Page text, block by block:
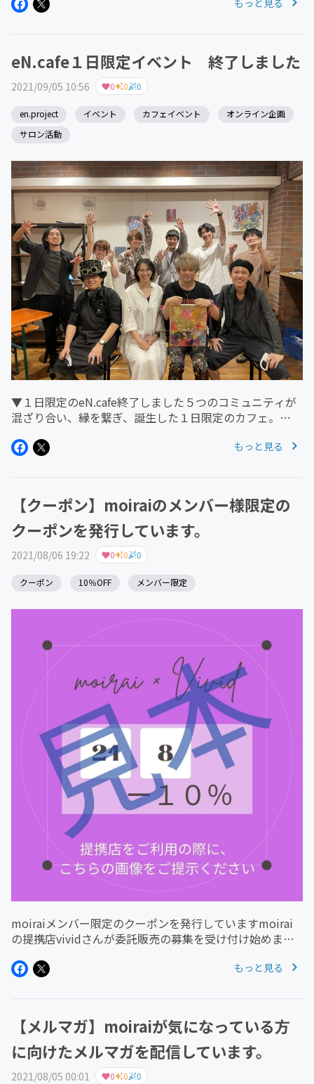
ガ、もしくは公式LINEよりクーポン券をゲットできま
もっと見る
eN.cafe１日限定イベント 終了しました
2021/09/05 10:56 0 0 0
en.project イベント カフェイベント
オンライン企画
サロン活動
▼１日限定のeN.cafe終了しました５つのコミュニティが
混ざり合い、縁を繋ぎ、誕生した１日限定のカフェ。
ご協力をいただきました関係者の皆様、本当にありがとう
もっと見る
【クーポン】moiraiのメンバー様限定の
クーポンを発行しています。
2021/08/06 19:22 0 0 0
クーポン 10％OFF メンバー限定
moiraiメンバー限定のクーポンを発行していますmoirai
の提携店vividさんが委託販売の募集を受け付け始めまし
クーポン券を発行しています。委託販売で作品を置かれた
もっと見る
【メルマガ】moiraiが気になっている方
に向けたメルマガを配信しています。
2021/08/05 00:01 0 0 0